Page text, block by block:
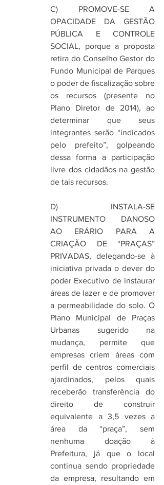
C) PROMOVE-SE A
OPACIDADE DA GESTÃO
PÚBLICA E CONTROLE
SOCIAL, porque a proposta
retira do Conselho Gestor do
Fundo Municipal de Parques
o poder de fiscalização sobre
os recursos (presente no
Plano Diretor de 2014), ao
determinar que seus
integrantes serão “indicados
pelo prefeito”, golpeando
dessa forma a participação
livre dos cidadãos na gestão
de tais recursos.
D) INSTALA-SE
INSTRUMENTO DANOSO
AO ERÁRIO PARA A
CRIAÇÃO DE “PRAÇAS”
PRIVADAS, delegando-se à
iniciativa privada o dever do
poder Executivo de instaurar
áreas de lazer e de promover
a permeabilidade do solo. O
Plano Municipal de Praças
Urbanas sugerido na
mudança, permite que
empresas criem áreas com
perfil de centros comerciais
ajardinados, pelos quais
receberão transferência do
direito de construir
equivalente a 3,5 vezes a
área da “praça”, sem
nenhuma doação à
Prefeitura, já que o local
continua sendo propriedade
da empresa, resultando em